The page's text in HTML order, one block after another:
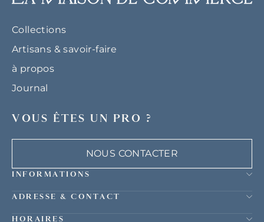
Collections
Artisans & savoir-faire
à propos
Journal
VOUS ÊTES UN PRO ?
NOUS CONTACTER
INFORMATIONS
ADRESSE & CONTACT
HORAIRES